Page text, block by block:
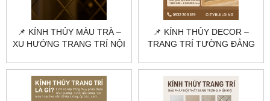
📌 KÍNH THỦY MÀU TRÀ –
XU HƯỚNG TRANG TRÍ NỘI
📌 KÍNH THỦY DECOR –
TRANG TRÍ TƯỜNG ĐẲNG
TRANG TRÍ